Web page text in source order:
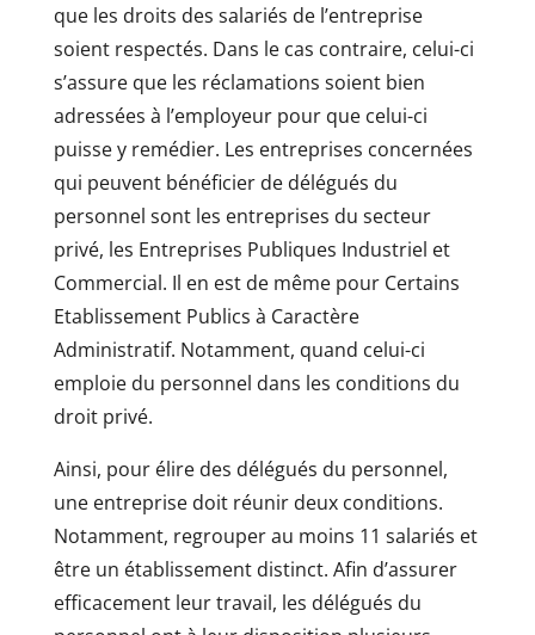
que les droits des salariés de l’entreprise
soient respectés. Dans le cas contraire, celui-ci
s’assure que les réclamations soient bien
adressées à l’employeur pour que celui-ci
puisse y remédier. Les entreprises concernées
qui peuvent bénéficier de délégués du
personnel sont les entreprises du secteur
privé, les Entreprises Publiques Industriel et
Commercial. Il en est de même pour Certains
Etablissement Publics à Caractère
Administratif. Notamment, quand celui-ci
emploie du personnel dans les conditions du
droit privé.
Ainsi, pour élire des délégués du personnel,
une entreprise doit réunir deux conditions.
Notamment, regrouper au moins 11 salariés et
être un établissement distinct. Afin d’assurer
efficacement leur travail, les délégués du